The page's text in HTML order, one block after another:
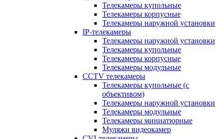
Телекамеры купольные
Телекамеры корпусные
Телекамеры наружной установки
IP-телекамеры
Телекамеры наружной установки
Телекамеры купольные
Телекамеры корпусные
Телекамеры модульные
CCTV телекамеры
Телекамеры купольные (с
объективом)
Телекамеры наружной установки
Телекамеры модульные
Телекамеры миниатюрные
Муляжи видеокамер